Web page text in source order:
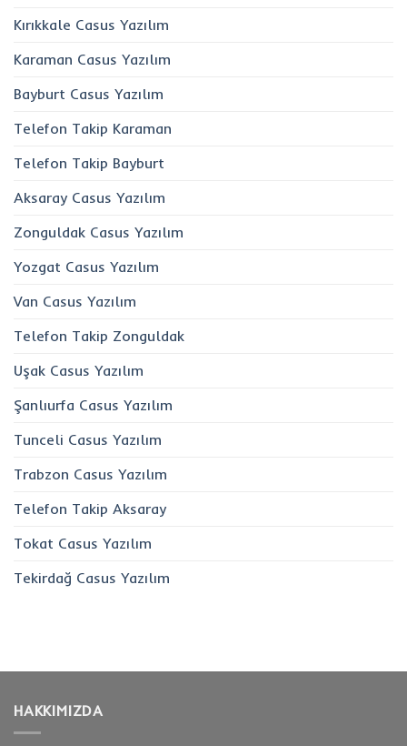
Kırıkkale Casus Yazılım
Karaman Casus Yazılım
Bayburt Casus Yazılım
Telefon Takip Karaman
Telefon Takip Bayburt
Aksaray Casus Yazılım
Zonguldak Casus Yazılım
Yozgat Casus Yazılım
Van Casus Yazılım
Telefon Takip Zonguldak
Uşak Casus Yazılım
Şanlıurfa Casus Yazılım
Tunceli Casus Yazılım
Trabzon Casus Yazılım
Telefon Takip Aksaray
Tokat Casus Yazılım
Tekirdağ Casus Yazılım
HAKKIMIZDA